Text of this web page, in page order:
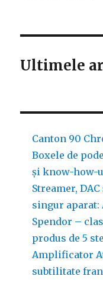
Ultimele
Canton 90
Boxele de
și know-how-
Streamer,
singur aparat:
Spendor –
produs de 5
Amplificator
subtilitate